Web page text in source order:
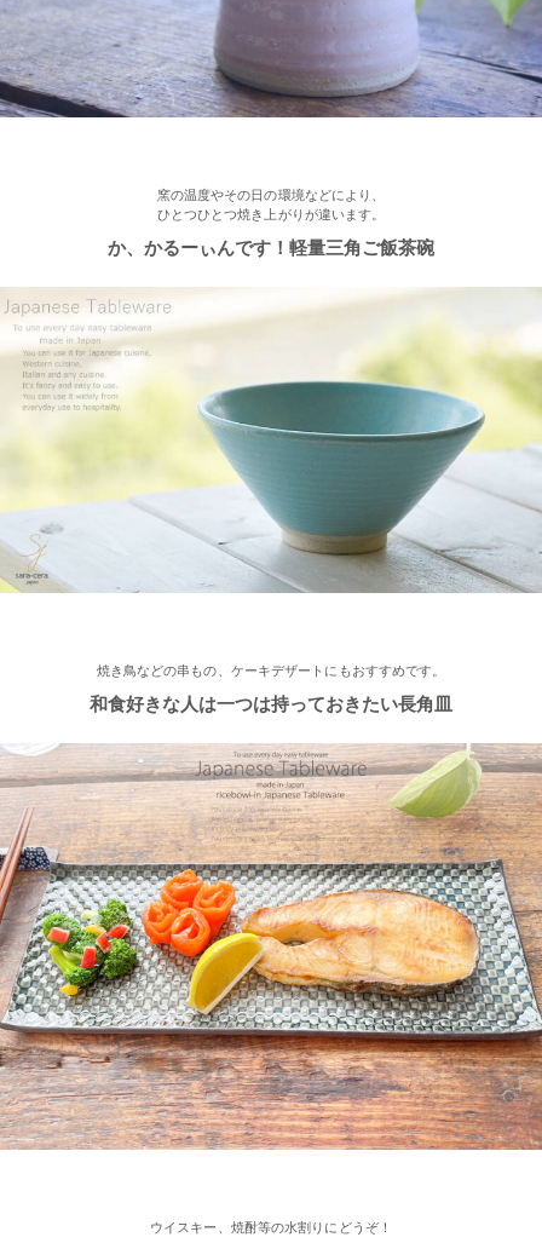
≪再入荷≫ プレゼントにもおすすめ♪ぽってり一珍和花 ご飯茶碗
2022/12/22
2022/12/2
≪おすすめ≫ 美味しいおかずと一緒にパクり♪土鍋で炊いたツヤ
ツヤごはん！
≪おすすめ≫ 小鉢を並べてちょこっと豪華に♪ コロンとかわい
い木ノ葉の小鉢
≪おすすめ≫ 手作りのあたたかさ♪職人の手でそ〜っとくぼませ
たマグカップ
2022/11/22
≪再入荷≫ お待たせしました！窯出し入荷しました♪職人の手で
そ～っとくぼませた変型どんぶり 黒釉ブラック
2022/11/15
≪おすすめ≫ さむ～い朝にあったかスープ♪松助窯 しのぎ 片手
スープカップ
2022/11/12
≪おすすめ≫ あったか鍋をお楽しみください♪とんすい小鉢がつ
いたお鍋セットです。
≪新着商品≫ たっぷりお父さん湯飲み 南蛮カラー♪そろそろ温か
窯の温度やその日の環境などにより、
ひとつひとつ焼き上がりが違います。
か、かるーぃんです！軽量三角ご飯茶碗
焼き鳥などの串もの、ケーキデザートにもおすすめです。
和食好きな人は一つは持っておきたい長角皿
ウイスキー、焼酎等の水割りにどうぞ！